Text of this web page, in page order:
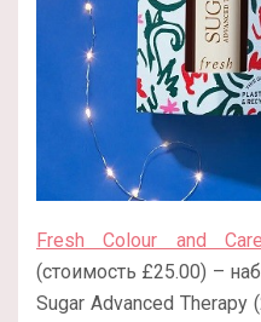
Fresh Colour and
(стоимость £25.00) –
Sugar Advanced Therapy